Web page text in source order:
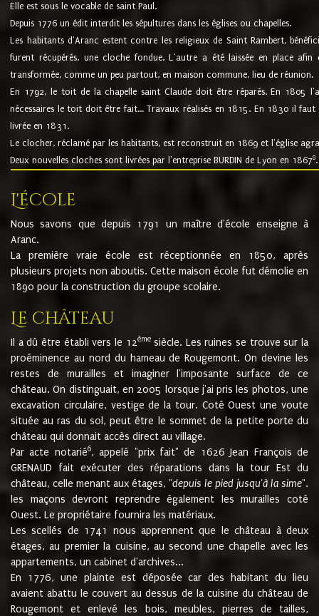
Elle est sous le vocable de saint Paul.
Depuis 1776 un édit interdit les sépultures dans les églises ou chapelles.
Les habitants d'Aranc estent contre les religieux de Saint Rambert,
furent récupérés, une cloche fondue. L'autre a été laissée en place
transformée, comme un peu partout, en maison commune, lieu de réunion.
En 1792, le toit de la chapelle saint Claude doit être réparés. En 1805
nécessaires le toit doit être fait... Travaux réalisés en 1815. En 1830 il
livrée en 1831.
Le clocher, réclamé par les habitants, est reconstruit en 1869 et l'église
Deux nouvelles cloches sont livrées par l'entreprise BURDIN de Lyon en 18678.
L'école
Nous savons que depuis 1791 un maître d'école enseigne à
Aranc.
La première vraie école est réceptionnée en 1850, après
plusieurs projets non aboutis. Cette maison école fut démolie en
1890 pour la construction du groupe scolaire.
Le château
Il a dû être établi vers le 12èmesiècle. Les ruines se trouve sur la
proéminence au nord du hameau de Rougemont. On devine les
restes de murailles et imaginer l'imposante surface de ce
château. On distinguait, en 2005 lorsque j'ai pris les photos, une
excavation circulaire, vestige de la tour. Coté Ouest une voute
située au ras du sol, peut être le sommet de la petite porte du
château qui donnait accès direct au village.
Par acte notarié6, appelé "prix fait" de 1626 Jean François de
GRENAUD fait exécuter des réparations dans la tour Est du
château, celle menant aux étages, "depuis le pied jusqu'à la sime".
les maçons devront reprendre également les murailles coté
Ouest. Le propriétaire fournira les matériaux.
Les scellés de 1741 nous apprennent que le château à deux
étages, au premier la cuisine, au second une chapelle avec les
appartements, un cabinet d'archives...
En 1776, une plainte est déposée car des habitant du lieu
avaient abattu le couvert au dessus de la cuisine du château de
Rougemont et enlevé les bois, meubles, pierres de tailles,